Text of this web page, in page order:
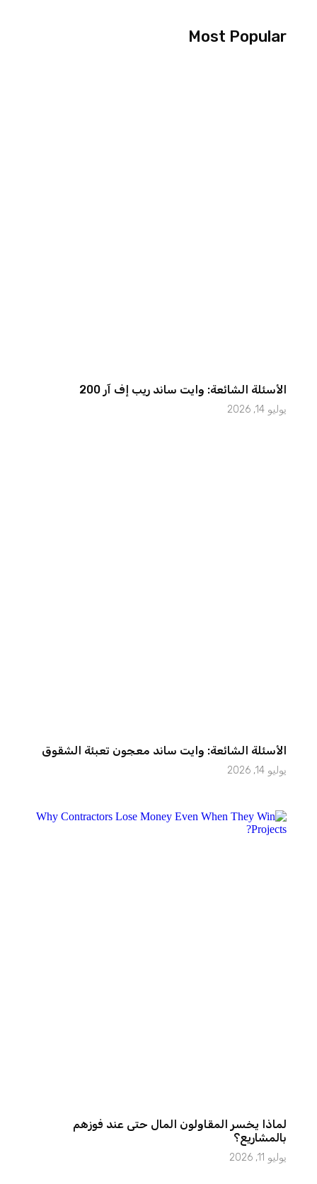
Most Popular
الأسئلة الشائعة: وايت ساند ريب إف آر 200
يوليو 14, 2026
الأسئلة الشائعة: وايت ساند معجون تعبئة الشقوق
يوليو 14, 2026
لماذا يخسر المقاولون المال حتى عند فوزهم
بالمشاريع؟
يوليو 11, 2026